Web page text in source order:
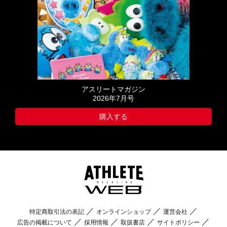
アスリートマガジン
2026年7月号
購入する
特定商取引法の表記 オンラインショップ
運営会社
広告の掲載について
採用情報 取扱書店 サイトポリシー